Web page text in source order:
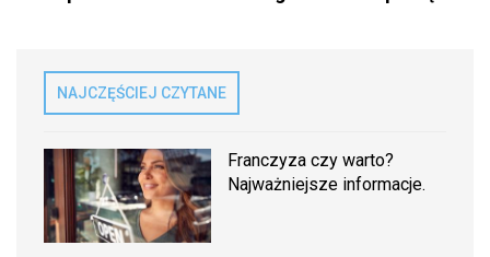
NAJCZĘŚCIEJ CZYTANE
Franczyza czy warto?
Najważniejsze informacje.